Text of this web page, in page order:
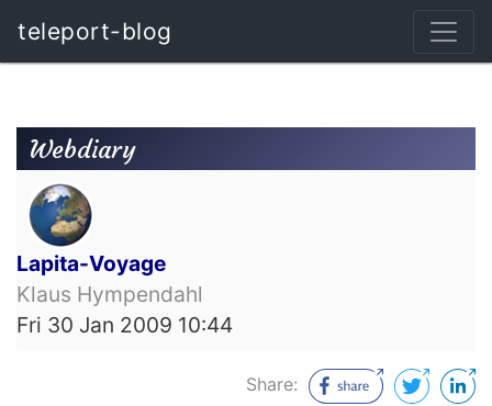
teleport-blog
Webdiary
Lapita-Voyage
Klaus Hympendahl
Fri 30 Jan 2009 10:44
Share: